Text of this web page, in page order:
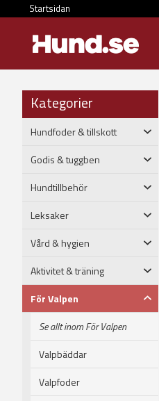
Startsidan
Kategorier
Hundfoder & tillskott
Godis & tuggben
Hundtillbehör
Leksaker
Vård & hygien
Aktivitet & träning
För Valpen
Se allt inom För Valpen
Valpbäddar
Valpfoder